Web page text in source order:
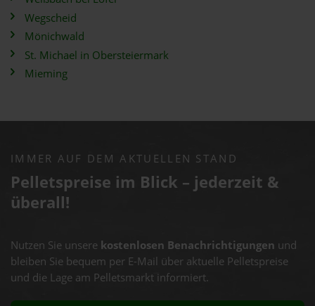
Wegscheid
Mönichwald
St. Michael in Obersteiermark
Mieming
IMMER AUF DEM AKTUELLEN STAND
Pelletspreise im Blick – jederzeit &
überall!
Nutzen Sie unsere kostenlosen Benachrichtigungen und
bleiben Sie bequem per E-Mail über aktuelle Pelletspreise
und die Lage am Pelletsmarkt informiert.